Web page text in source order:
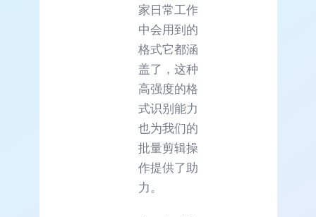
家日常工作
中会用到的
格式它都涵
盖了，这种
高强度的格
式识别能力
也为我们的
批量剪辑操
作提供了助
力。